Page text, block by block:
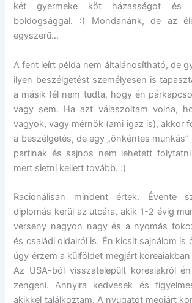
két gyermeke köt házasságot és
boldogsággal. :) Mondanánk, de az
egyszerű…
A fent leírt példa nem általánosítható, de
ilyen beszélgetést személyesen is
a másik fél nem tudta, hogy én
vagy sem. Ha azt válaszoltam volna,
vagyok, vagy mérnök (ami igaz is), akkor
a beszélgetés, de egy „önkéntes
partinak és sajnos nem lehetett
mert sietni kellett tovább. :)
Racionálisan mindent értek. Évente
diplomás kerül az utcára, akik 1-2 évig
verseny nagyon nagy és a nyomás
és családi oldalról is. Én kicsit sajnálom is
úgy érzem a külföldet megjárt
Az USA-ból visszatelepült koreaiakról
zengeni. Annyira kedvesek és
akikkel találkoztam. A nyugatot megjárt